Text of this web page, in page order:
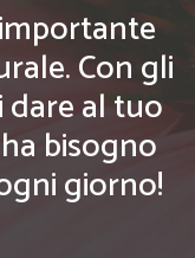
Con gli
al tuo
bisogno
giorno!